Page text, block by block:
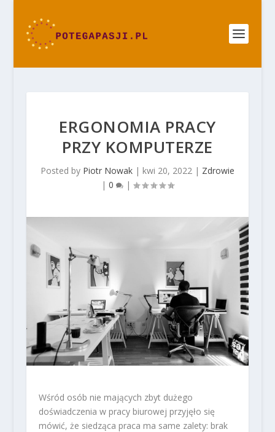
ERGONOMIA PRACY
PRZY KOMPUTERZE
Posted by Piotr Nowak| kwi 20, 2022| Zdrowie
| 0 |
Wśród osób nie mających zbyt dużego
doświadczenia w pracy biurowej przyjęło się
mówić, że siedząca praca ma same zalety: brak